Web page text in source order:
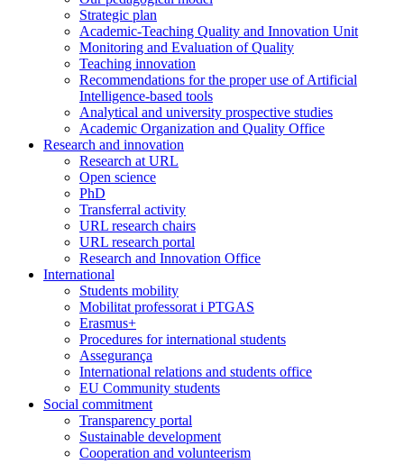
Strategic plan
Academic-Teaching Quality and Innovation Unit
Monitoring and Evaluation of Quality
Teaching innovation
Recommendations for the proper use of Artificial
Intelligence-based tools
Analytical and university prospective studies
Academic Organization and Quality Office
Research and innovation
Research at URL
Open science
PhD
Transferral activity
URL research chairs
URL research portal
Research and Innovation Office
International
Students mobility
Mobilitat professorat i PTGAS
Erasmus+
Procedures for international students
Assegurança
International relations and students office
EU Community students
Social commitment
Transparency portal
Sustainable development
Cooperation and volunteerism